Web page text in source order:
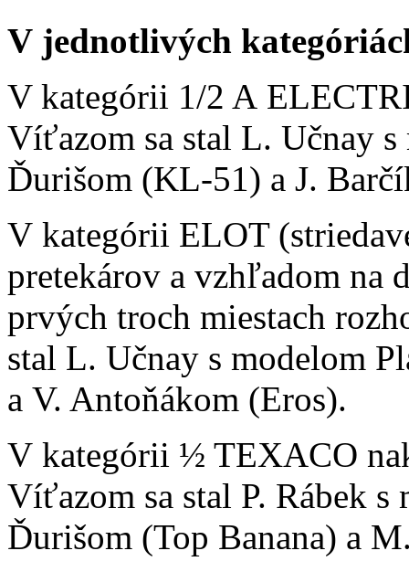
V jednotlivých
V kategórii 1/2 A
Víťazom sa stal L. Učnay
Ďurišom (KL-51) a J.
V kategórii ELOT
pretekárov a vzhľadom na
prvých troch miestach
stal L. Učnay s modelom
a V. Antoňákom (Eros).
V kategórii ½ TEXACO
Víťazom sa stal P. Rábek
Ďurišom (Top Banana) a